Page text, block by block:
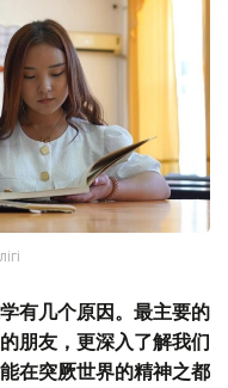
有几个原因。最主要的
朋友，更深入了解我们
在突厥世界的精神之都